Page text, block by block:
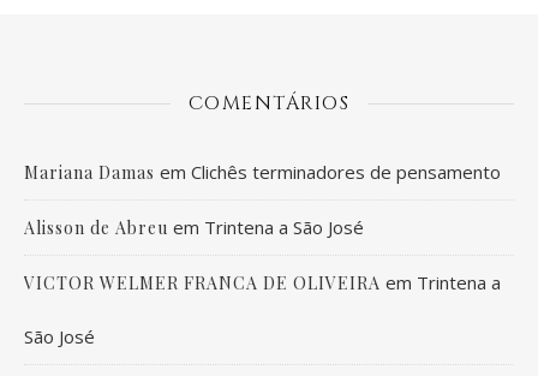
COMENTÁRIOS
Mariana Damas em Clichês terminadores de pensamento
Alisson de Abreu em Trintena a São José
VICTOR WELMER FRANCA DE OLIVEIRA em Trintena a
São José